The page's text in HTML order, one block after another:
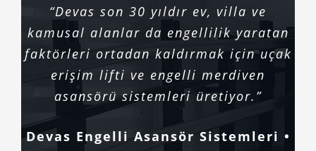
“Devas son 30 yıldır ev, villa ve
kamusal alanlar da engellilik yaratan
faktörleri ortadan kaldırmak için uçak
erişim lifti ve engelli merdiven
asansörü sistemleri üretiyor.”
Devas Engelli Asansör Sistemleri •